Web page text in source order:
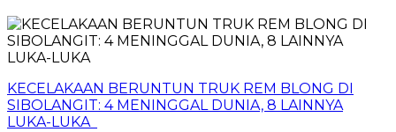
KECELAKAAN BERUNTUN TRUK REM BLONG DI
SIBOLANGIT: 4 MENINGGAL DUNIA, 8 LAINNYA
LUKA-LUKA